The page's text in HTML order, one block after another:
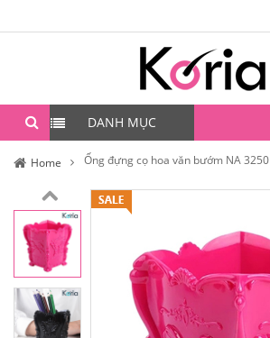
DANH MỤC
Home Ống đựng cọ hoa văn bướm NA 3250